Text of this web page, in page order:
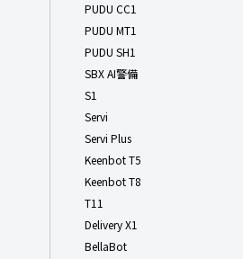
PUDU CC1
PUDU MT1
PUDU SH1
SBX AI警備
S1
Servi
Servi Plus
Keenbot T5
Keenbot T8
T11
Delivery X1
BellaBot